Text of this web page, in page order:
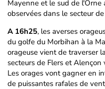
Mayenne et le sud de l'Orne
observées dans le secteur
A 16h25, les averses
du golfe du Morbihan à la
orageuse vient de traverser
secteurs de Flers et
Les orages vont gagner en
de puissantes rafales de